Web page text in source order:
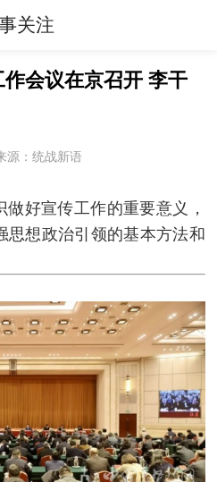
关注
会议在京召开 李干
源：统战新语
好宣传工作的重要意义，
思想政治引领的基本方法和